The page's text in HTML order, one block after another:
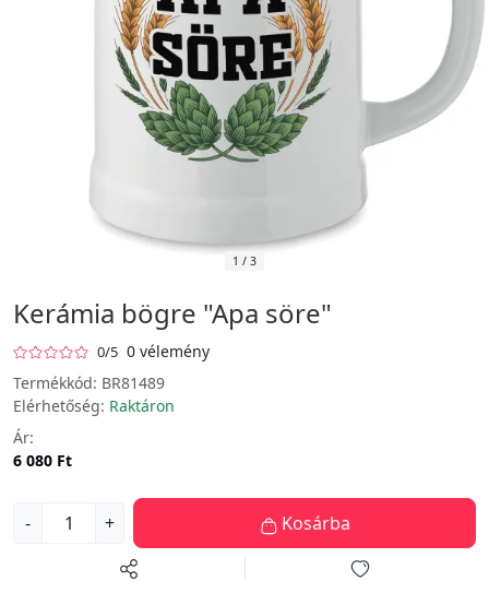
1 / 3
Kerámia bögre "Apa söre"
0/5 0 vélemény
Termékkód: BR81489
Elérhetőség: Raktáron
Ár:
6 080 Ft
- + Kosárba